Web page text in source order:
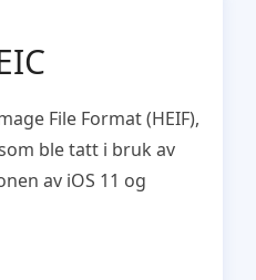
File Format (HEIF),
ble tatt i bruk av
av iOS 11 og